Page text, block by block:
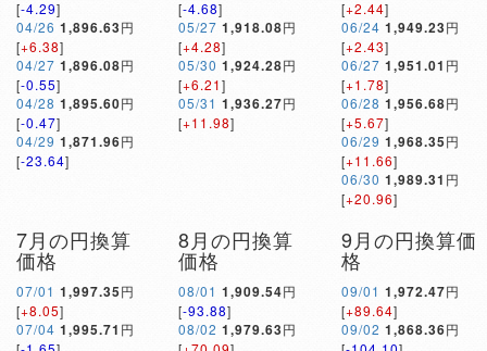
[-4.29]
04/26 1,896.63円
[+6.38]
04/27 1,896.08円
[-0.55]
04/28 1,895.60円
[-0.47]
04/29 1,871.96円
[-23.64]
[-4.68]
05/27 1,918.08円
[+4.28]
05/30 1,924.28円
[+6.21]
05/31 1,936.27円
[+11.98]
[+2.44]
06/24 1,949.23円
[+2.43]
06/27 1,951.01 円
[+1.78]
06/28 1,956.68円
[+5.67]
06/29 1,968.35円
[+11.66]
06/30 1,989.31 円
[+20.96]
7月の円換算
価格
07/01 1,997.35円
[+8.05]
07/04 1,995.71 円
8月の円換算
価格
08/01 1,909.54円
[-93.88]
08/02 1,979.63円
9月の円換算価
格
09/01 1,972.47円
[+89.64]
09/02 1,868.36円